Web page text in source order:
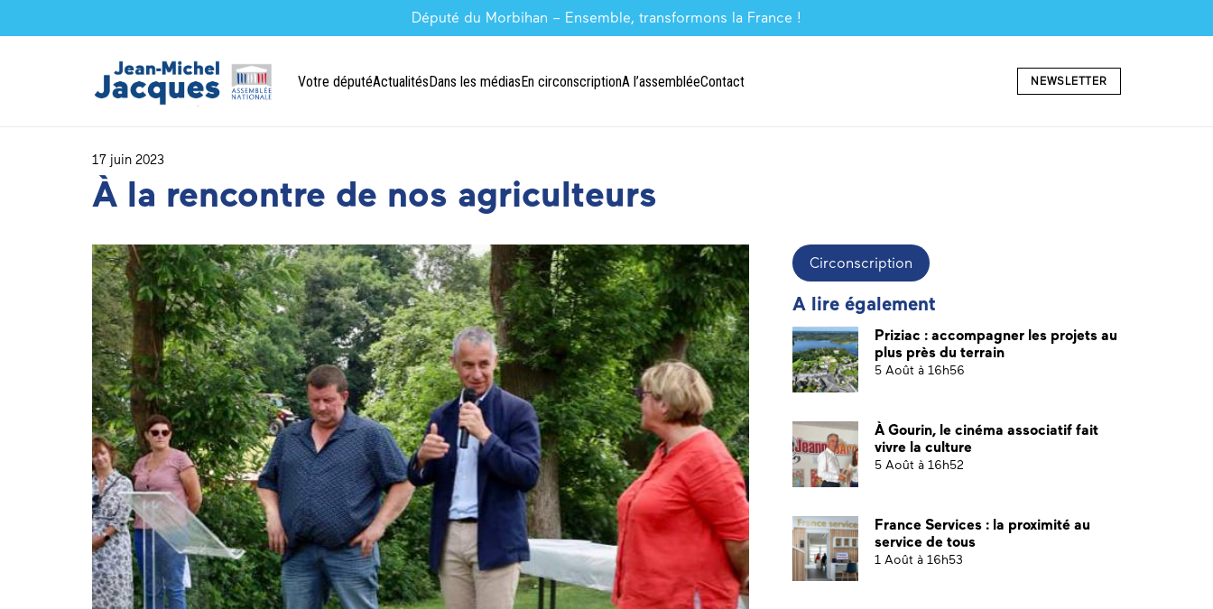
Député du Morbihan – Ensemble, transformons la France !
Votre députéActualitésDans les médiasEn circonscriptionA l’assembléeContact NEWSLETTER
17 juin 2023
À la rencontre de nos agriculteurs
Circonscription
A lire également
Priziac : accompagner les projets au
plus près du terrain
5 Août à 16h56
À Gourin, le cinéma associatif fait
vivre la culture
5 Août à 16h52
France Services : la proximité au
service de tous
1 Août à 16h53